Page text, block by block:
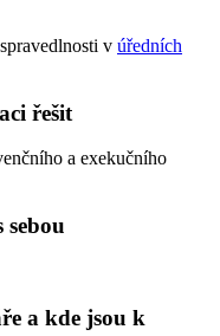
v úředních
řešit
a exekučního
a kde jsou k